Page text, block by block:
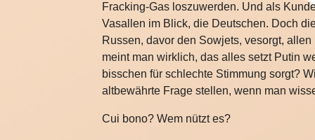
Fracking-Gas loszuwerden. Und als
Vasallen im Blick, die Deutschen. Doch
Russen, davor den Sowjets, vesorgt,
meint man wirklich, das alles setzt Putin
bisschen für schlechte Stimmung sorgt?
altbewährte Frage stellen, wenn man
Cui bono? Wem nützt es?